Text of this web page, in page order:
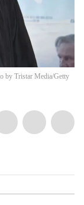
by Tristar Media/Getty